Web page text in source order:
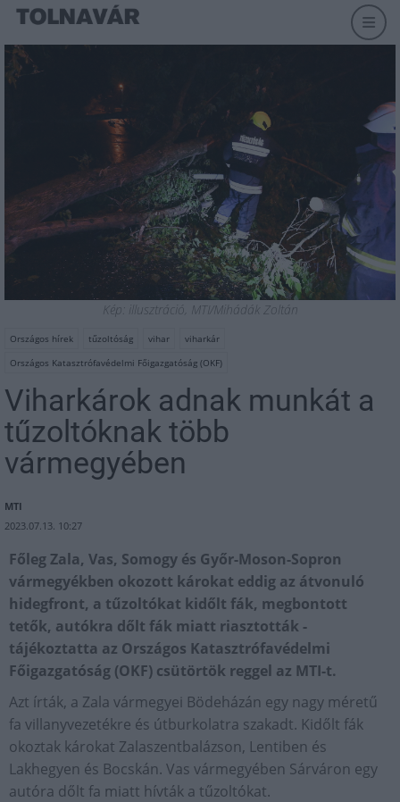
Kép: illusztráció, MTI/Mihádák Zoltán
Országos hírek tűzoltóság vihar
viharkár
Országos Katasztrófavédelmi Főigazgatóság (OKF)
Viharkárok adnak munkát a
tűzoltóknak több
vármegyében
MTI
2023.07.13. 10:27
Főleg Zala, Vas, Somogy és Győr-Moson-Sopron
vármegyékben okozott károkat eddig az átvonuló
hidegfront, a tűzoltókat kidőlt fák, megbontott
tetők, autókra dőlt fák miatt riasztották -
tájékoztatta az Országos Katasztrófavédelmi
Főigazgatóság (OKF) csütörtök reggel az MTI-t.
Azt írták, a Zala vármegyei Bödeházán egy nagy méretű
fa villanyvezetékre és útburkolatra szakadt. Kidőlt fák
okoztak károkat Zalaszentbalázson, Lentiben és
Lakhegyen és Bocskán. Vas vármegyében Sárváron egy
autóra dőlt fa miatt hívták a tűzoltókat.